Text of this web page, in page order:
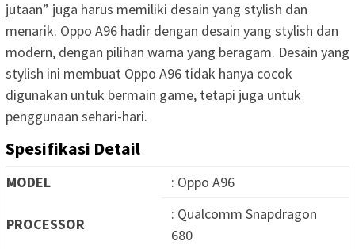
jutaan” juga harus memiliki desain yang stylish dan
menarik. Oppo A96 hadir dengan desain yang stylish dan
modern, dengan pilihan warna yang beragam. Desain yang
stylish ini membuat Oppo A96 tidak hanya cocok
digunakan untuk bermain game, tetapi juga untuk
penggunaan sehari-hari.
Spesifikasi Detail
MODEL : Oppo A96
PROCESSOR
: Qualcomm Snapdragon
680